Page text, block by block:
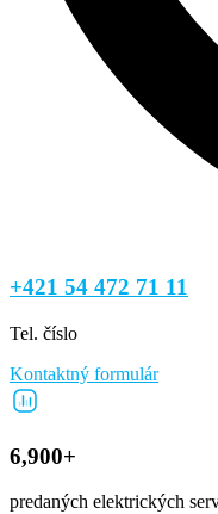
+421 54 472 71 11
Tel. číslo
Kontaktný formulár
6,900+
predaných elektrických